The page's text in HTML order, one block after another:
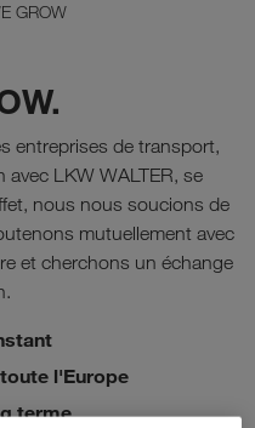
GROW
entreprises de transport,
LKW WALTER, se
nous nous soucions de
mutuellement avec
et cherchons un échange
l'Europe
terme